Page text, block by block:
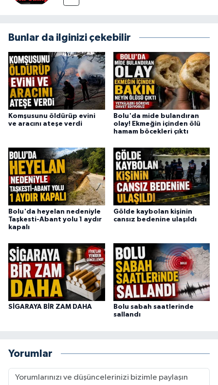
Bunlar da ilginizi çekebilir
Komşusunu öldürüp evini
ve aracını ateşe verdi
Bolu'da mide bulandıran
olay! Ekmeğin içinden ölü
hamam böcekleri çıktı
Bolu'da heyelan nedeniyle
Taşkesti-Abant yolu 1 aydır
kapalı
Gölde kaybolan kişinin
cansız bedenine ulaşıldı
SİGARAYA BİR ZAM DAHA
Bolu sabah saatlerinde
sallandı
Yorumlar